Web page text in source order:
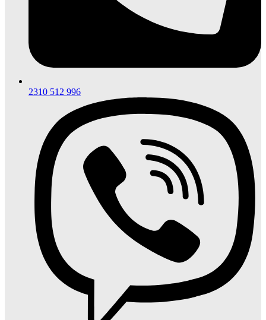
2310 512 996